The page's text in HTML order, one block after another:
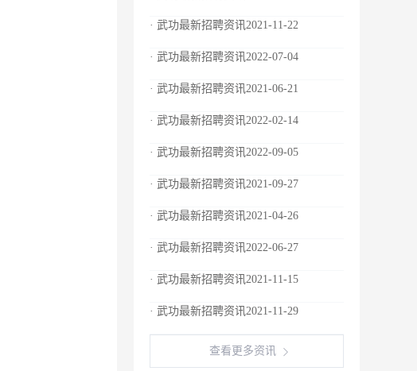
· 武功最新招聘资讯2021-11-22
· 武功最新招聘资讯2022-07-04
· 武功最新招聘资讯2021-06-21
· 武功最新招聘资讯2022-02-14
· 武功最新招聘资讯2022-09-05
· 武功最新招聘资讯2021-09-27
· 武功最新招聘资讯2021-04-26
· 武功最新招聘资讯2022-06-27
· 武功最新招聘资讯2021-11-15
· 武功最新招聘资讯2021-11-29
查看更多资讯